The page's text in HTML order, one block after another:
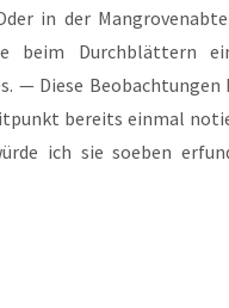
in der
beim Durch­blät­tern
— Die­se Beob­ach­tun­gen
bereits ein­mal
ich sie soeben